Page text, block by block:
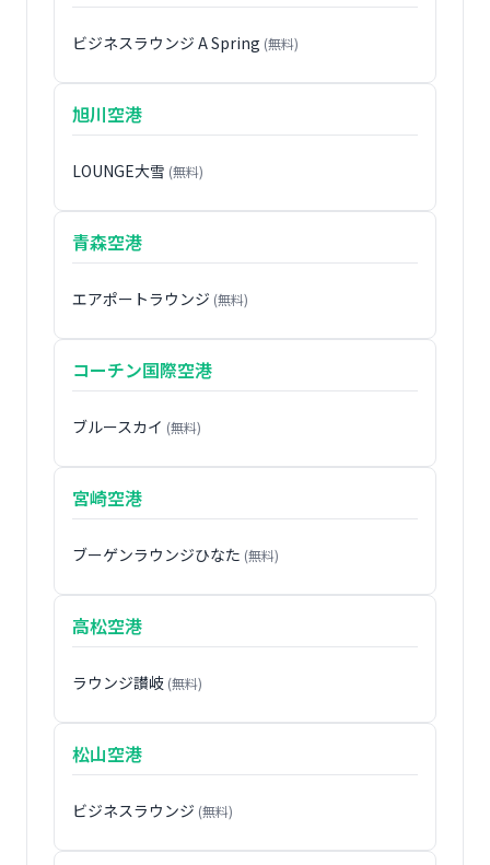
ビジネスラウンジ A Spring (無料)
旭川空港
LOUNGE大雪 (無料)
青森空港
エアポートラウンジ (無料)
コーチン国際空港
ブルースカイ (無料)
宮崎空港
ブーゲンラウンジひなた (無料)
高松空港
ラウンジ讃岐 (無料)
松山空港
ビジネスラウンジ (無料)